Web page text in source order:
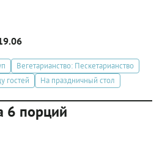
Вегетарианство: Пескетарианство
гостей На праздничный стол
6 порций